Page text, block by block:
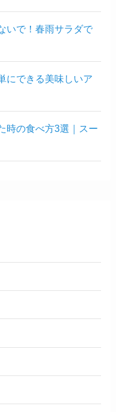
いで！春雨サラダで
にできる美味しいア
時の食べ方3選｜スー